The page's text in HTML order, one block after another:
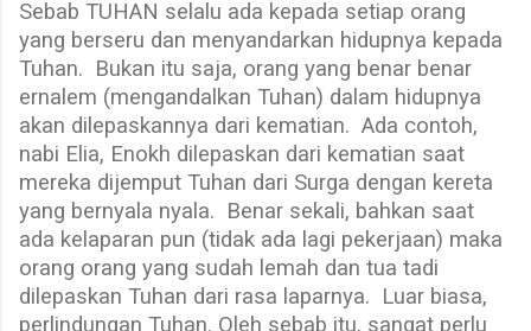
Sebab TUHAN selalu ada kepada setiap orang
yang berseru dan menyandarkan hidupnya kepada
Tuhan. Bukan itu saja, orang yang benar benar
ernalem (mengandalkan Tuhan) dalam hidupnya
akan dilepaskannya dari kematian. Ada contoh,
nabi Elia, Enokh dilepaskan dari kematian saat
mereka dijemput Tuhan dari Surga dengan kereta
yang bernyala nyala. Benar sekali, bahkan saat
ada kelaparan pun (tidak ada lagi pekerjaan) maka
orang orang yang sudah lemah dan tua tadi
dilepaskan Tuhan dari rasa laparnya. Luar biasa,
perlindungan Tuhan. Oleh sebab itu, sangat perlu